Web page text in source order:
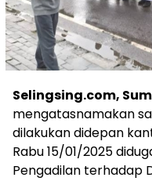
Selingsing.com,
mengatasnamakan
dilakukan didepan
Rabu 15/01/2025
Pengadilan terhadap